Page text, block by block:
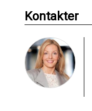
Kontakter